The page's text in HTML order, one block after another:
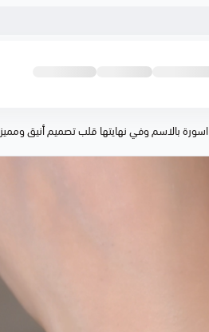
اسورة بالاسم وفي نهايتها قلب تصميم أنيق ومميز